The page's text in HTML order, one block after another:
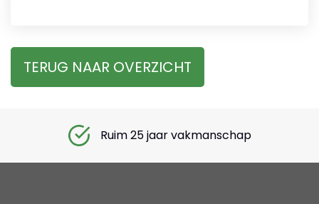
TERUG NAAR OVERZICHT
Ruim 25 jaar vakmanschap